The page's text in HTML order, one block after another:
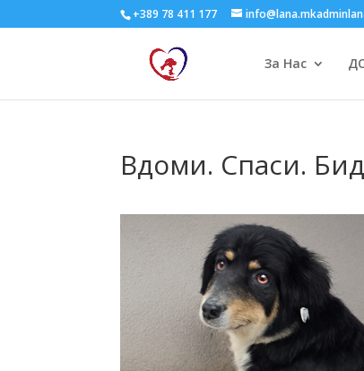
+389 78 411 177
За Нас
Вдоми. Спаси.